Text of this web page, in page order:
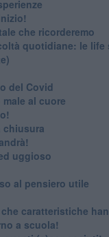
che ricorderemo
quotidiane: le life
del Covid
al cuore
chiusura
uggioso
al pensiero utile
caratteristiche
a scuola!